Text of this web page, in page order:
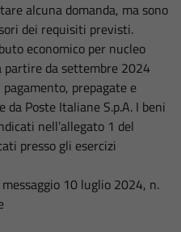
alcuna domanda, ma sono
dei requisiti previsti.
economico per nucleo
da settembre 2024
prepagate e
da Poste Italiane S.p.A. I beni
nell’allegato 1 del
presso gli esercizi
10 luglio 2024, n.